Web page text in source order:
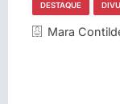
DESTAQUE
Mara